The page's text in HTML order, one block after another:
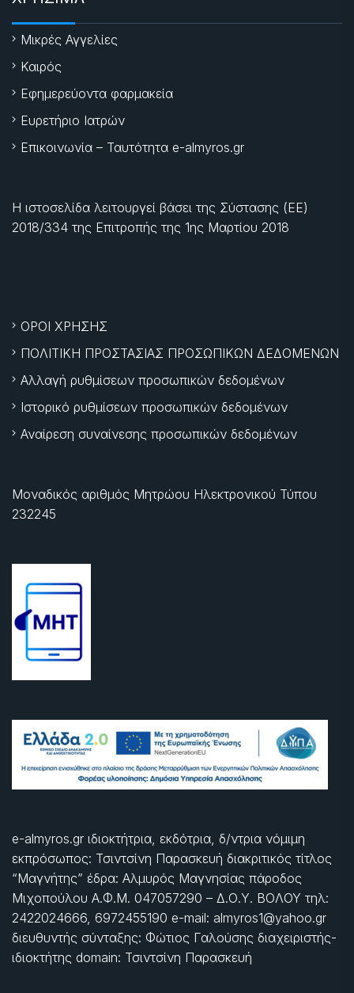
Μικρές Αγγελίες
Καιρός
Εφημερεύοντα φαρμακεία
Ευρετήριο Ιατρών
Επικοινωνία – Ταυτότητα e-almyros.gr
Η ιστοσελίδα λειτουργεί βάσει της Σύστασης (ΕΕ)
2018/334 της Επιτροπής της 1ης Μαρτίου 2018
ΟΡΟΙ ΧΡΗΣΗΣ
ΠΟΛΙΤΙΚΗ ΠΡΟΣΤΑΣΙΑΣ ΠΡΟΣΩΠΙΚΩΝ ΔΕΔΟΜΕΝΩΝ
Αλλαγή ρυθμίσεων προσωπικών δεδομένων
Ιστορικό ρυθμίσεων προσωπικών δεδομένων
Αναίρεση συναίνεσης προσωπικών δεδομένων
Μοναδικός αριθμός Μητρώου Ηλεκτρονικού Τύπου
232245
e-almyros.gr ιδιοκτήτρια, εκδότρια, δ/ντρια νόμιμη
εκπρόσωπος: Τσιντσίνη Παρασκευή διακριτικός τίτλος
“Μαγνήτης” έδρα: Αλμυρός Μαγνησίας πάροδος
Μιχοπούλου Α.Φ.Μ. 047057290 – Δ.Ο.Υ. ΒΟΛΟΥ τηλ:
2422024666, 6972455190 e-mail: almyros1@yahoo.gr
διευθυντής σύνταξης: Φώτιος Γαλούσης διαχειριστής-
ιδιοκτήτης domain: Τσιντσίνη Παρασκευή